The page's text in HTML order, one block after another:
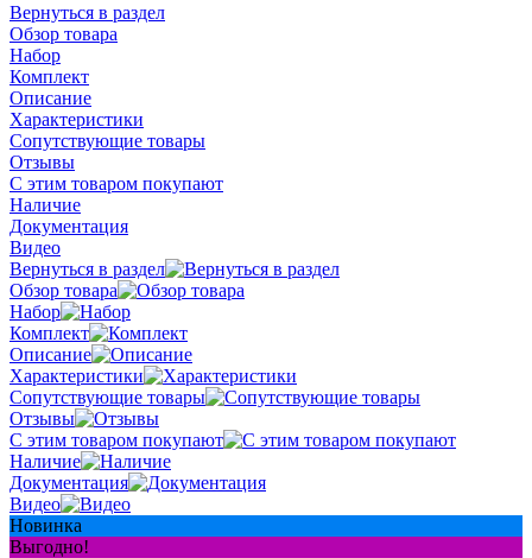
Вернуться в раздел
Обзор товара
Набор
Комплект
Описание
Характеристики
Сопутствующие товары
Отзывы
С этим товаром покупают
Наличие
Документация
Видео
Вернуться в раздел
Обзор товара
Набор
Комплект
Описание
Характеристики
Сопутствующие товары
Отзывы
С этим товаром покупают
Наличие
Документация
Видео
Новинка
Выгодно!